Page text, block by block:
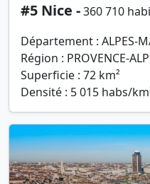
#5 Nice -360 710
Département : ALPES-
Région : PROVENCE-
Superficie : 72 km²
Densité : 5 015 habs/